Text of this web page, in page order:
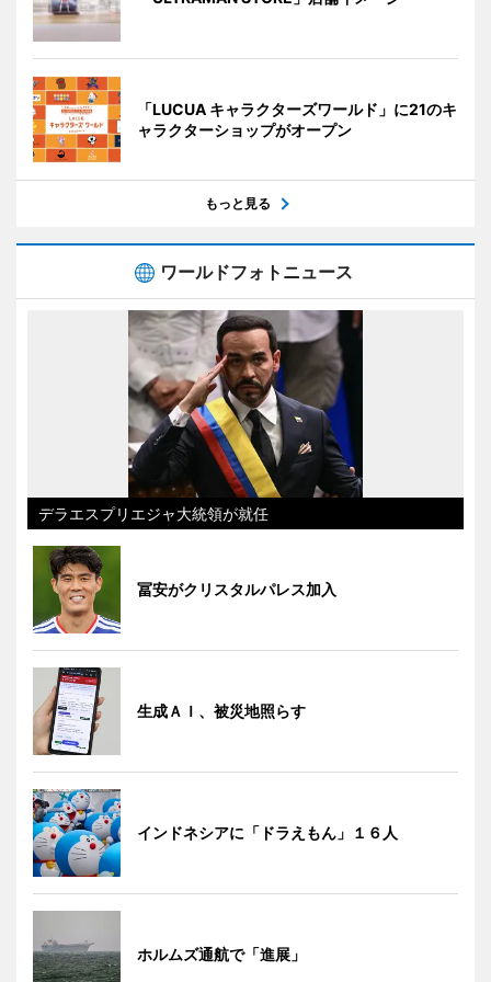
「LUCUA キャラクターズワールド」に21のキ
ャラクターショップがオープン
もっと見る
ワールドフォトニュース
デラエスプリエジャ大統領が就任
冨安がクリスタルパレス加入
生成ＡＩ、被災地照らす
インドネシアに「ドラえもん」１６人
ホルムズ通航で「進展」